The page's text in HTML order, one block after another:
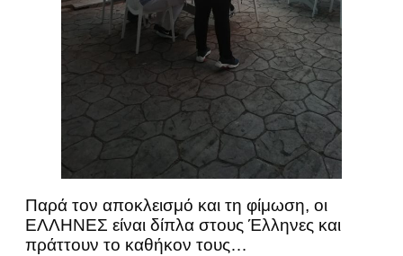
Παρά τον αποκλεισμό και τη φίμωση, οι
ΕΛΛΗΝΕΣ είναι δίπλα στους Έλληνες και
πράττουν το καθήκον τους…